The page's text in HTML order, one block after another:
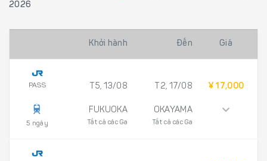
2026
Khởi hành Đến Giá
PASS
5 ngày
T5, 13/08
FUKUOKA
Tất cả các Ga
T2, 17/08
OKAYAMA
Tất cả các Ga
¥ 17,000